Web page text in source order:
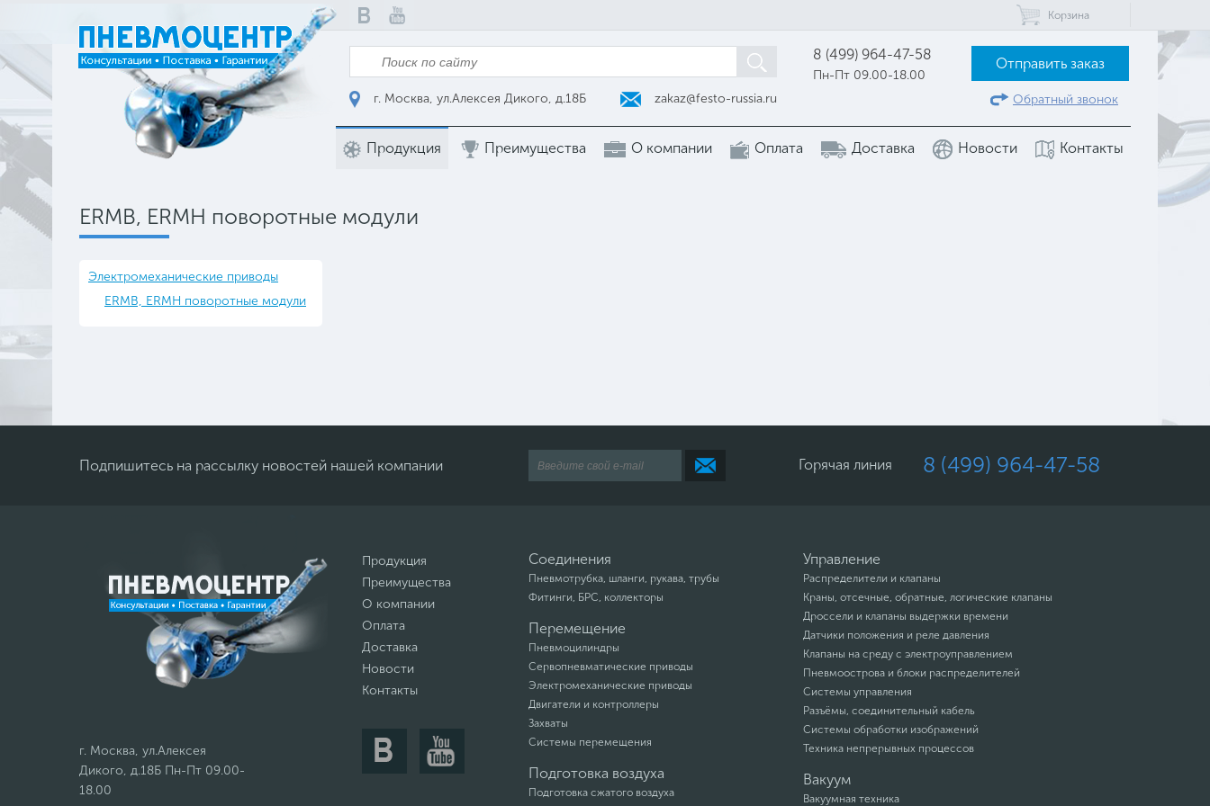
Корзина
г. Москва, ул.Алексея Дикого, д.18Б zakaz@festo-russia.ru
8 (499) 964-47-58
Пн-Пт 09.00-18.00
Отправить заказ
Обратный звонок
Продукция Преимущества О компании Оплата Доставка Новости Контакты
ERMB, ERMH поворотные модули
Электромеханические приводы
ERMB, ERMH поворотные модули
Подпишитесь на рассылку новостей нашей компании Горячая линия 8 (499) 964-47-58
г. Москва, ул.Алексея
Дикого, д.18Б Пн-Пт 09.00-
18.00
Продукция
Преимущества
О компании
Оплата
Доставка
Новости
Контакты
Соединения
Пневмотрубка, шланги, рукава, трубы
Фитинги, БРС, коллекторы
Перемещение
Пневмоцилиндры
Сервопневматические приводы
Электромеханические приводы
Двигатели и контроллеры
Захваты
Системы перемещения
Подготовка воздуха
Подготовка сжатого воздуха
Управление
Распределители и клапаны
Краны, отсечные, обратные, логические клапаны
Дроссели и клапаны выдержки времени
Датчики положения и реле давления
Клапаны на среду с электроуправлением
Пневмоострова и блоки распределителей
Системы управления
Разъёмы, соединительный кабель
Системы обработки изображений
Техника непрерывных процессов
Вакуум
Вакуумная техника